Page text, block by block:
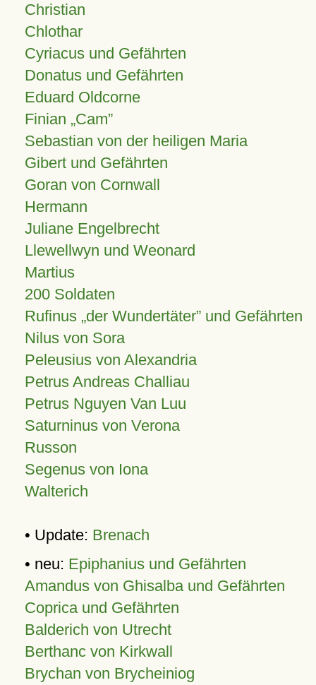
Christian
Chlothar
Cyriacus und Gefährten
Donatus und Gefährten
Eduard Oldcorne
Finian Cam
Sebastian von der heiligen Maria
Gibert und Gefährten
Goran von Cornwall
Hermann
Juliane Engelbrecht
Llewellwyn und Weonard
Martius
200 Soldaten
Rufinus „der Wundertäter” und Gefährten
Nilus von Sora
Peleusius von Alexandria
Petrus Andreas Challiau
Petrus Nguyen Van Luu
Saturninus von Verona
Russon
Segenus von Iona
Walterich
• Update: Brenach
• neu: Epiphanius und Gefährten
Amandus von Ghisalba und Gefährten
Coprica und Gefährten
Balderich von Utrecht
Berthanc von Kirkwall
Brychan von Brycheiniog